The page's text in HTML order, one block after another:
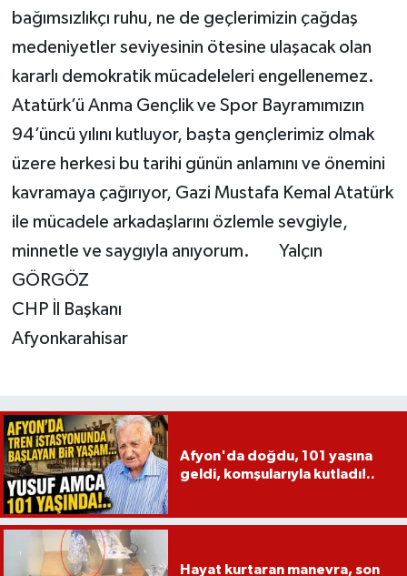
bağımsızlıkçı ruhu, ne de geçlerimizin çağdaş
medeniyetler seviyesinin ötesine ulaşacak olan
kararlı demokratik mücadeleleri engellenemez.
Atatürk’ü Anma Gençlik ve Spor Bayramımızın
94’üncü yılını kutluyor, başta gençlerimiz olmak
üzere herkesi bu tarihi günün anlamını ve önemini
kavramaya çağırıyor, Gazi Mustafa Kemal Atatürk
ile mücadele arkadaşlarını özlemle sevgiyle,
minnetle ve saygıyla anıyorum. Yalçın
GÖRGÖZ
CHP İl Başkanı
Afyonkarahisar
Afyon'da doğdu, 101 yaşına
geldi, komşularıyla kutladı!..
Hayat kurtaran manevra, son